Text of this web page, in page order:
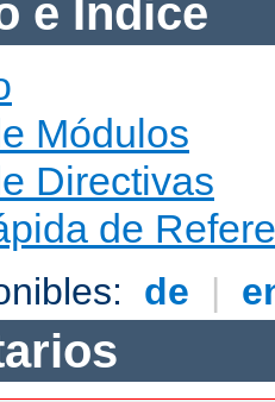
e Índice
Módulos
Directivas
de
de |